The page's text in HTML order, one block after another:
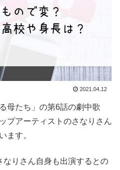
2021.04.12
母たち」の第6話の劇中歌
プアーティストのさなりさん
ます。
りさん自身も出演するとの